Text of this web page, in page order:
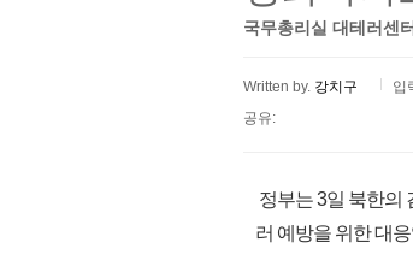
국무총리실 대테러센
Written by. 강치구
입
공유:
정부는 3일 북한의
러 예방을 위한 대